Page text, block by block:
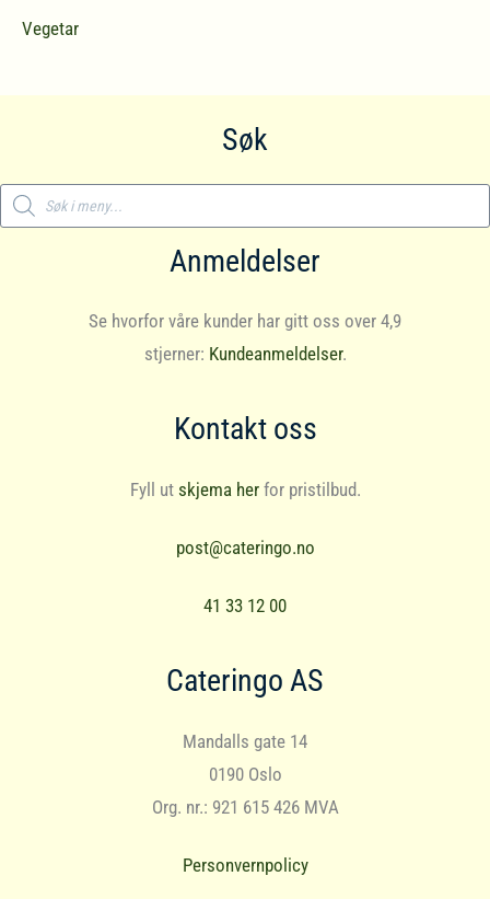
Vegetar
Søk
Products
search
Anmeldelser
Se hvorfor våre kunder har gitt oss over 4,9
stjerner: Kundeanmeldelser.
Kontakt oss
Fyll ut skjema herfor pristilbud.
post@cateringo.no
41 33 12 00
Cateringo AS
Mandalls gate 14
0190 Oslo
Org. nr.: 921 615 426 MVA
Personvernpolicy